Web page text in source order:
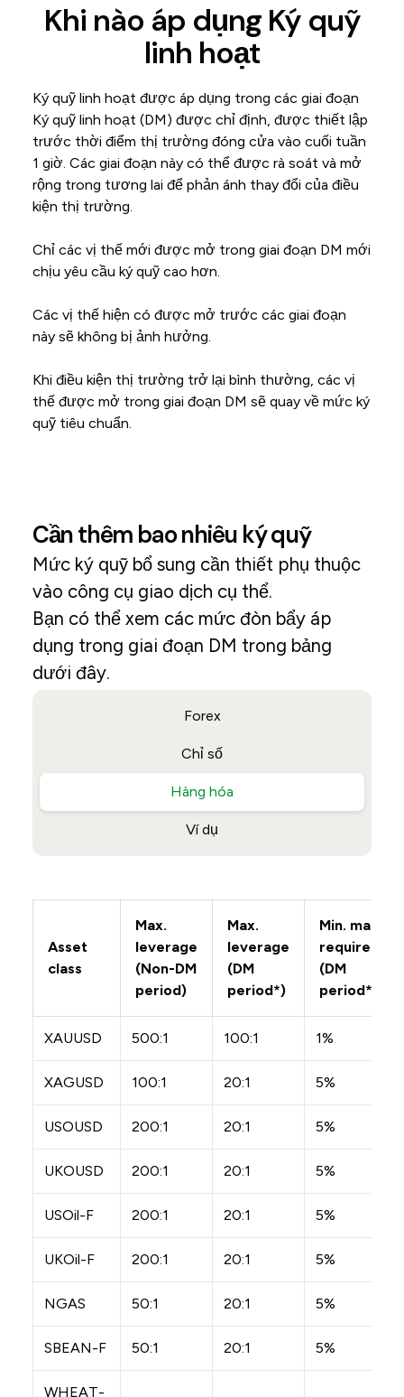
Khi nào áp dụng Ký quỹ
linh hoạt
Ký quỹ linh hoạt được áp dụng trong các giai đoạn
Ký quỹ linh hoạt (DM) được chỉ định, được thiết lập
trước thời điểm thị trường đóng cửa vào cuối tuần
1 giờ. Các giai đoạn này có thể được rà soát và mở
rộng trong tương lai để phản ánh thay đổi của điều
kiện thị trường.
Chỉ các vị thế mới được mở trong giai đoạn DM mới
chịu yêu cầu ký quỹ cao hơn.
Các vị thế hiện có được mở trước các giai đoạn
này sẽ không bị ảnh hưởng.
Khi điều kiện thị trường trở lại bình thường, các vị
thế được mở trong giai đoạn DM sẽ quay về mức ký
quỹ tiêu chuẩn.
Cần thêm bao nhiêu ký quỹ
Mức ký quỹ bổ sung cần thiết phụ thuộc
vào công cụ giao dịch cụ thể.
Bạn có thể xem các mức đòn bẩy áp
dụng trong giai đoạn DM trong bảng
dưới đây.
Forex
Chỉ số
Hàng hóa
Ví dụ
Asset
class
Max.
leverage
(Non-DM
period)
Max.
leverage
(DM
period*)
Min. margin
(DM
period*)
XAUUSD 500:1 100:1 1%
XAGUSD 100:1 20:1 5%
USOUSD 200:1 20:1 5%
UKOUSD 200:1 20:1 5%
USOil-F 200:1 20:1 5%
UKOil-F 200:1 20:1 5%
NGAS 50:1 20:1 5%
SBEAN-F 50:1 20:1 5%
WHEAT-